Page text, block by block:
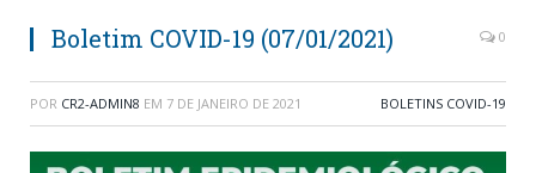
Boletim COVID-19 (07/01/2021) 0
POR CR2-ADMIN8 EM 7 DE JANEIRO DE 2021 BOLETINS COVID-19